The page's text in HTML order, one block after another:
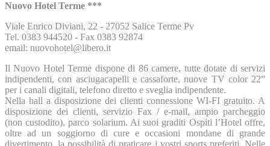
Nuovo Hotel Terme ***
Viale Enrico Diviani, 22 - 27052 Salice Terme Pv
Tel. 0383 944520 - Fax 0383 92874
email: nuovohotel@libero.it
Il Nuovo Hotel Terme dispone di 86 camere, tutte dotate di servizi
indipendenti, con asciugacapelli e cassaforte, nuove TV color 22”
per i canali digitali, telefono diretto e sveglia indipendente.
Nella hall a disposizione dei clienti connessione WI-FI gratuito. A
disposizione dei clienti, servizio Fax / e-mail, ampio parcheggio
(non custodito), parco solarium. Ai suoi graditi Ospiti l’Hotel offre,
oltre ad un soggiorno di cure e occasioni mondane di grande
divertimento, la possibilità di praticare i vostri sports preferiti. Nelle